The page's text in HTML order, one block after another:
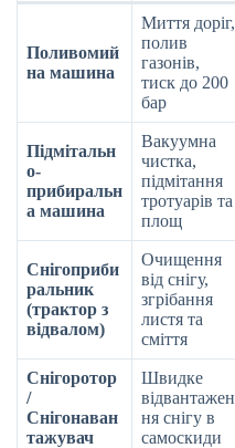
Поливомий
на машина
Миття доріг,
полив
газонів,
тиск до 200
бар
Підмітальн
о-
прибиральн
а машина
Вакуумна
чистка,
підмітання
тротуарів та
площ
Снігоприби
ральник
(трактор з
відвалом)
Очищення
від снігу,
згрібання
листя та
сміття
Снігоротор
/
Снігонаван
тажувач
Швидке
відвантажен
ня снігу в
самоскиди